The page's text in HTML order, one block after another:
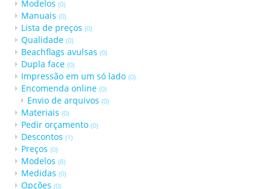
Modelos (0)
Manuais (0)
Lista de preços (0)
Qualidade (0)
Beachflags avulsas (0)
Dupla face (0)
Impressão em um só lado (0)
Encomenda online (0)
Envio de arquivos (0)
Materiais (0)
Pedir orçamento (0)
Descontos (1)
Preços (0)
Modelos (8)
Medidas (0)
Opções (0)